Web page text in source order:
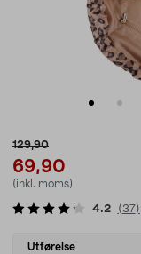
129,90
69,90
(inkl. moms)
4.2 (37)
Select
Utførelse